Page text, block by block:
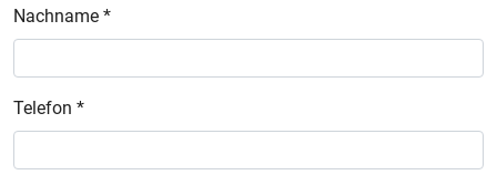
Nachname *
Telefon *